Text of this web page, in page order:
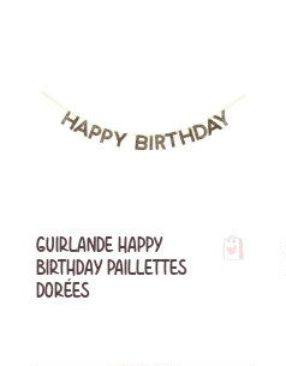
GUIRLANDE HAPPY
BIRTHDAY PAILLETTES
DORÉES